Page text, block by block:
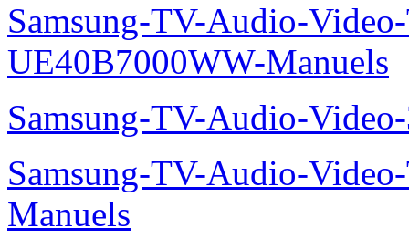
Samsung-TV-Audio-
UE40B7000WW-Manuels
Samsung-TV-Audio-
Samsung-TV-Audio-
Manuels